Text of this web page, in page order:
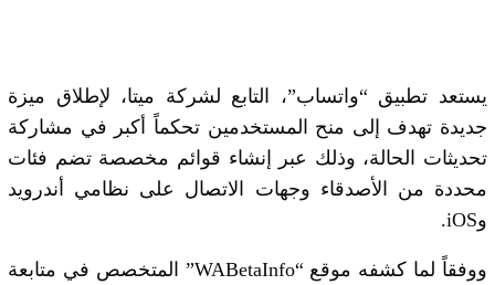
يستعد تطبيق “واتساب”، التابع لشركة ميتا، لإطلاق ميزة
جديدة تهدف إلى منح المستخدمين تحكماً أكبر في مشاركة
تحديثات الحالة، وذلك عبر إنشاء قوائم مخصصة تضم فئات
محددة من الأصدقاء وجهات الاتصال على نظامي أندرويد
وiOS.
ووفقاً لما كشفه موقع “WABetaInfo” المتخصص في متابعة